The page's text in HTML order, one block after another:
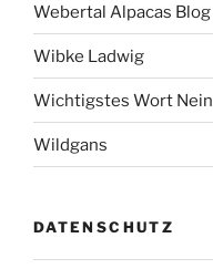
Webertal Alpacas Blog
Wibke Ladwig
Wichtigstes Wort Nein
Wildgans
DATENSCHUTZ